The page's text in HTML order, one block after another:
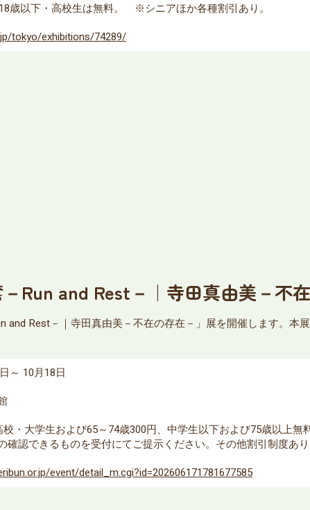
歳以下・高校生は無料。 ※シニアほか各種割引あり。
tokyo/exhibitions/74289/
and Rest－｜寺田真由美－不
Rest－｜寺田真由美－不在の存在－」展を開催します。本
～ 10月18日
・大学生および65～74歳300円、中学生以下および75歳以上無
確認できるものを受付にてご提示ください。その他割引制度あり
event/detail_m.cgi?id=202606171781677585